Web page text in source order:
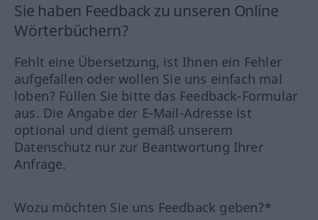
Sie haben Feedback zu unseren Online
Wörterbüchern?
Fehlt eine Übersetzung, ist Ihnen ein Fehler
aufgefallen oder wollen Sie uns einfach mal
loben? Füllen Sie bitte das Feedback-Formular
aus. Die Angabe der E-Mail-Adresse ist
optional und dient gemäß unserem
Datenschutz nur zur Beantwortung Ihrer
Anfrage.
Wozu möchten Sie uns Feedback geben?*